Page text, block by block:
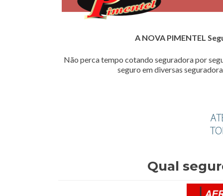
A NOVA PIMENTEL
Não perca tempo cotando seguradora por
seguro em diversas
Qual